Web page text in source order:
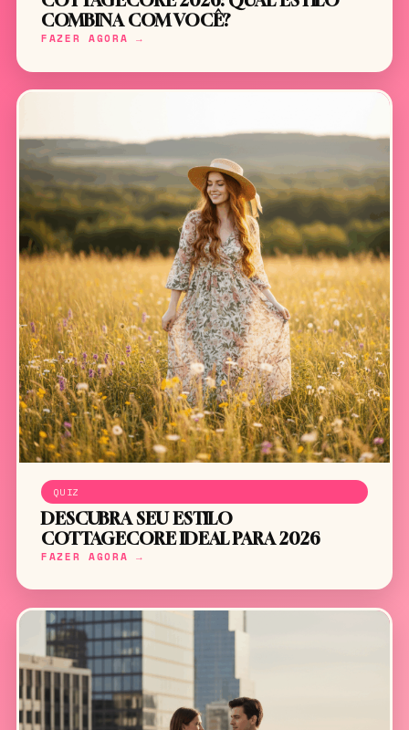
COMBINA COM VOCÊ?
FAZER AGORA →
QUIZ
DESCUBRA SEU ESTILO
COTTAGECORE IDEAL PARA 2026
FAZER AGORA →